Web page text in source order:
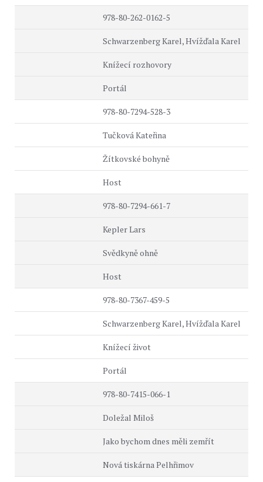
978-80-262-0162-5
Schwarzenberg Karel, Hvížďala Karel
Knížecí rozhovory
Portál
978-80-7294-528-3
Tučková Kateřina
Žítkovské bohyně
Host
978-80-7294-661-7
Kepler Lars
Svědkyně ohně
Host
978-80-7367-459-5
Schwarzenberg Karel, Hvížďala Karel
Knížecí život
Portál
978-80-7415-066-1
Doležal Miloš
Jako bychom dnes měli zemřít
Nová tiskárna Pelhřimov